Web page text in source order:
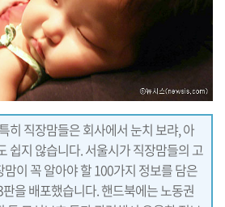
히 직장맘들은 회사에서 눈치 보랴, 아
쉽지 않습니다. 서울시가 직장맘들의 고
이 꼭 알아야 할 100가지 정보를 담은
을 배포했습니다. 핸드북에는 노동권